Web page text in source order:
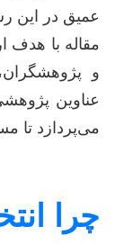
عمیق در این
مقاله با هدف
و
عناوین
می‌پردازد تا
چرا